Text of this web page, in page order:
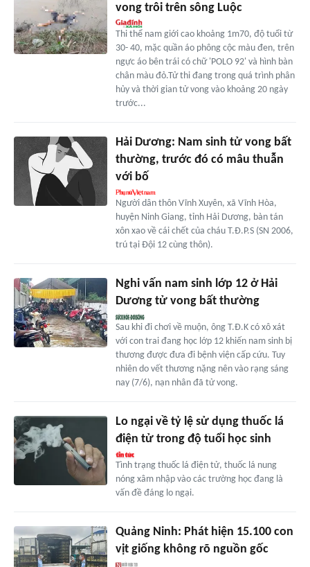
vong trôi trên sông Luộc
Thi thể nam giới cao khoảng 1m70, độ tuổi từ
30- 40, mặc quần áo phông cộc màu đen, trên
ngực áo bên trái có chữ 'POLO 92' và hình bàn
chân màu đỏ.Tử thi đang trong quá trình phân
hủy và thời gian tử vong vào khoảng 20 ngày
trước...
Hải Dương: Nam sinh tử vong bất
thường, trước đó có mâu thuẫn
với bố
Người dân thôn Vĩnh Xuyên, xã Vĩnh Hòa,
huyện Ninh Giang, tỉnh Hải Dương, bàn tán
xôn xao về cái chết của cháu T.Đ.P.S (SN 2006,
trú tại Đội 12 cùng thôn).
Nghi vấn nam sinh lớp 12 ở Hải
Dương tử vong bất thường
Sau khi đi chơi về muộn, ông T.Đ.K có xô xát
với con trai đang học lớp 12 khiến nam sinh bị
thương được đưa đi bệnh viện cấp cứu. Tuy
nhiên do vết thương nặng nên vào rạng sáng
nay (7/6), nạn nhân đã tử vong.
Lo ngại về tỷ lệ sử dụng thuốc lá
điện tử trong độ tuổi học sinh
Tình trạng thuốc lá điện tử, thuốc lá nung
nóng xâm nhập vào các trường học đang là
vấn đề đáng lo ngại.
Quảng Ninh: Phát hiện 15.100 con
vịt giống không rõ nguồn gốc